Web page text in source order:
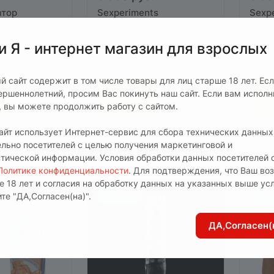
с
Pretty
без
25см
Sexperiments
5 Есть в наличии
В корзину
Spot
0
В
Я - интернет магазин для взрослых
сайт содержит в том числе товары для лиц старше 18 лет.
просим Вас покинуть наш сайт. Если вам
вы можете продолжить работу с сайтом.
использует Интернет-сервис для сбора технических данных
посетителей с целью получения маркетинговой и
информации. Условия обработки данных посетителей
конфиденциальности. Для подтверждения, что Ваш
18 лет и согласия на обработку данных на указанных выше
"ДА,Согласен(на)".